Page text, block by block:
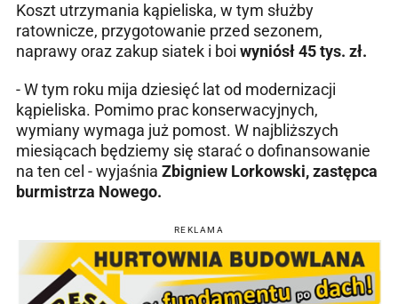
Koszt utrzymania kąpieliska, w tym służby
ratownicze, przygotowanie przed sezonem,
naprawy oraz zakup siatek i boi wyniósł 45 tys. zł.
- W tym roku mija dziesięć lat od modernizacji
kąpieliska. Pomimo prac konserwacyjnych,
wymiany wymaga już pomost. W najbliższych
miesiącach będziemy się starać o dofinansowanie
na ten cel - wyjaśnia Zbigniew Lorkowski, zastępca
burmistrza Nowego.
REKLAMA